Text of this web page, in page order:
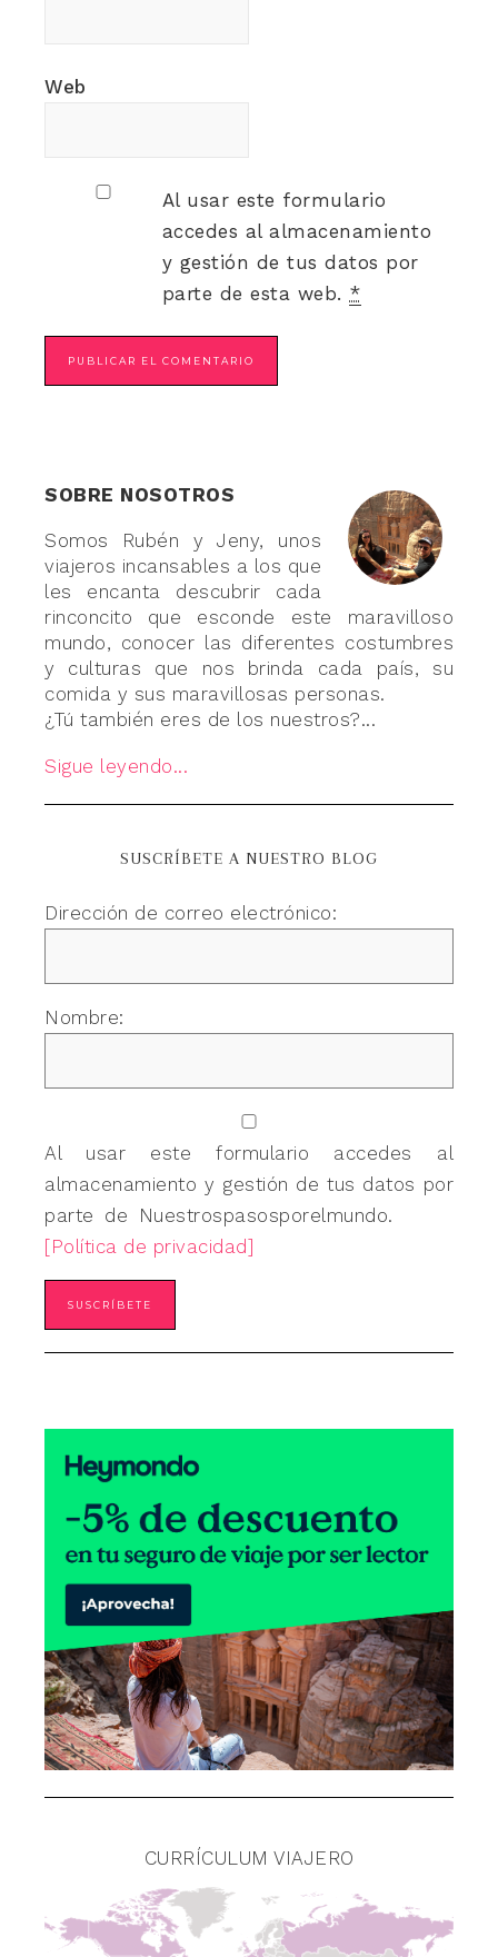
Web
Al usar este formulario
accedes al almacenamiento
y gestión de tus datos por
parte de esta web. *
SOBRE NOSOTROS
Somos Rubén y Jeny, unos
viajeros incansables a los que
les encanta descubrir cada
rinconcito que esconde este maravilloso
mundo, conocer las diferentes costumbres
y culturas que nos brinda cada país, su
comida y sus maravillosas personas.
¿Tú también eres de los nuestros?...
Sigue leyendo...
SUSCRÍBETE A NUESTRO BLOG
Dirección de correo electrónico:
Nombre:
Al usar este formulario accedes al
almacenamiento y gestión de tus datos por
parte de Nuestrospasosporelmundo.
[Política de privacidad]
CURRÍCULUM VIAJERO